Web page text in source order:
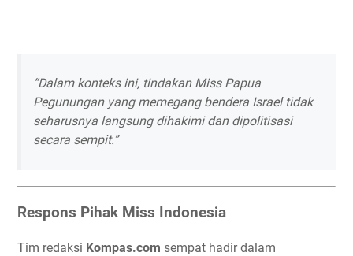
“Dalam konteks ini, tindakan Miss Papua
Pegunungan yang memegang bendera Israel tidak
seharusnya langsung dihakimi dan dipolitisasi
secara sempit.”
Respons Pihak Miss Indonesia
Tim redaksi Kompas.com sempat hadir dalam